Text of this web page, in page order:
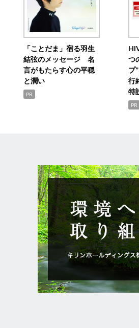
「ことだま」宿る羽生
結弦のメッセージ 名
言がもたらす心の平穏
と潤い
PR
つ
プ
行
特
PR